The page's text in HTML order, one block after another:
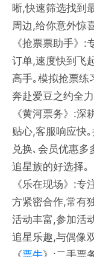
晰,快速筛选找到
周边,给你意外惊
《抢票票助手》:
订单,速度快到飞
高手｡模拟抢票练
奔赴爱豆之约全
《黄河票务》:深
贴心,客服响应快
兑换､会员优惠
追星族的好选择｡
《乐在现场》:
方紧密合作,常有
活动丰富,参加活
追星乐趣,与偶像
《票牛》:二手票